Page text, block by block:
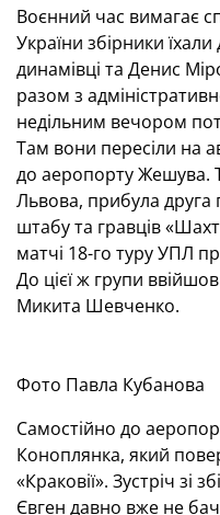
Воєнний час вимагає
України збірники
динамівці та Денис
разом з
недільним вечором
Там вони пересіли на
до аеропорту Жешува.
Львова, прибула друга
штабу та гравців
матчі 18-го туру УПЛ
До цієї ж групи
Микита Шевченко.
Фото Павла Кубанова
Самостійно до
Коноплянка, який
«Краковії». Зустріч
Євген давно вже не